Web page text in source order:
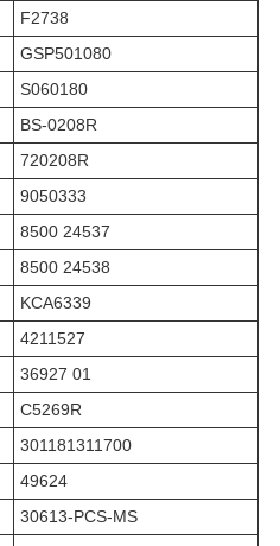
F2738
GSP501080
S060180
BS-0208R
720208R
9050333
8500 24537
8500 24538
KCA6339
4211527
36927 01
C5269R
301181311700
49624
30613-PCS-MS